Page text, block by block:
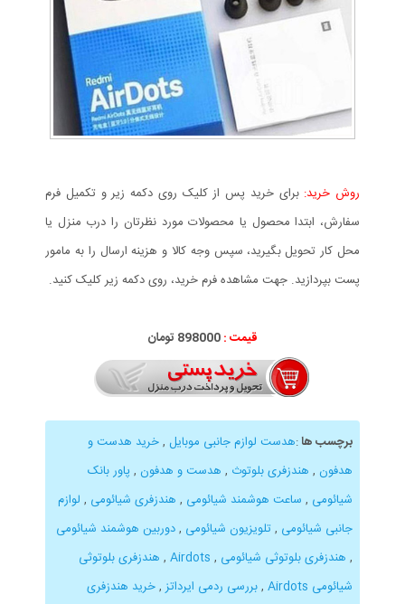
روش خرید: برای خرید پس از کلیک روی دکمه زیر و تکمیل فرم
سفارش، ابتدا محصول یا محصولات مورد نظرتان را درب منزل یا
محل کار تحویل بگیرید، سپس وجه کالا و هزینه ارسال را به مامور
پست بپردازید. جهت مشاهده فرم خرید، روی دکمه زیر کلیک کنید.
قیمت : 898000 تومان
برچسب ها:هدست لوازم جانبی موبایل ,خرید هدست و
هدفون , هندزفری بلوتوث , هدست و هدفون , پاور بانک
شیائومی , ساعت هوشمند شیائومی , هندزفری شیائومی , لوازم
جانبی شیائومی , تلویزیون شیائومی ,دوربین هوشمند شیائومی
, هندزفری بلوتوثی شیائومی ,
Airdots
, هندزفری بلوتوثی
شیائومی Airdots
,بررسی ردمی ایرداتز ,خرید هندزفری